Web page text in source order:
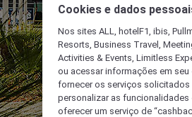
Cookies e dados
Nos sites ALL, hotelF1, ibis,
Resorts, Business Travel,
Activities & Events, Limitless
ou acessar informações em
fornecer os serviços solicitados
personalizar as
oferecer um serviço de